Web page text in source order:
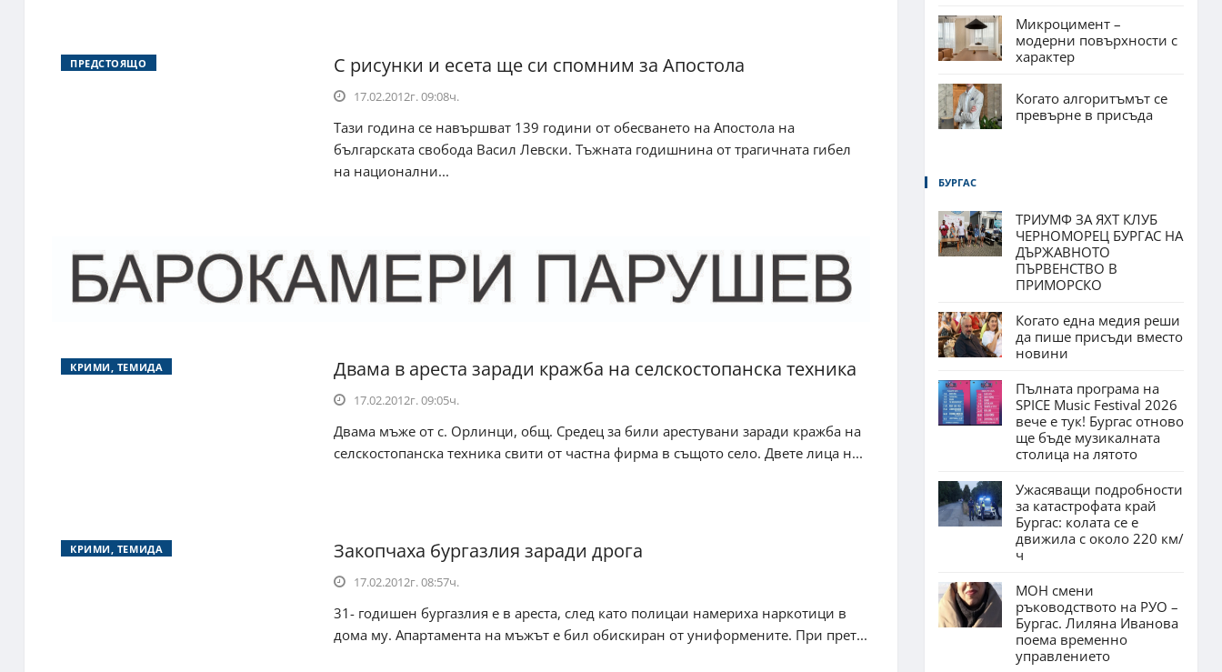
ПРЕДСТОЯЩО С рисунки и есета ще си спомним за Апостола
17.02.2012г. 09:08ч.
Тази година се навършват 139 години от обесването на Апостола на
българската свобода Васил Левски. Тъжната годишнина от трагичната гибел
на национални...
КРИМИ, ТЕМИДА Двама в ареста заради кражба на селскостопанска техника
17.02.2012г. 09:05ч.
Двама мъже от с. Орлинци, общ. Средец за били арестувани заради кражба на
селскостопанска техника свити от частна фирма в същото село. Двете лица н...
КРИМИ, ТЕМИДА Закопчаха бургазлия заради дрога
17.02.2012г. 08:57ч.
31- годишен бургазлия е в ареста, след като полицаи намериха наркотици в
дома му. Апартамента на мъжът е бил обискиран от униформените. При прет...
Микроцимент –
модерни повърхности с
характер
Когато алгоритъмът се
превърне в присъда
БУРГАС
ТРИУМФ ЗА ЯХТ КЛУБ
ЧЕРНОМОРЕЦ БУРГАС НА
ДЪРЖАВНОТО
ПЪРВЕНСТВО В
ПРИМОРСКО
Когато една медия реши
да пише присъди вместо
новини
Пълната програма на
SPICE Music Festival 2026
вече е тук! Бургас отново
ще бъде музикалната
столица на лятото
Ужасяващи подробности
за катастрофата край
Бургас: колата се е
движила с около 220 км/
ч
МОН смени
ръководството на РУО –
Бургас. Лиляна Иванова
поема временно
управлението